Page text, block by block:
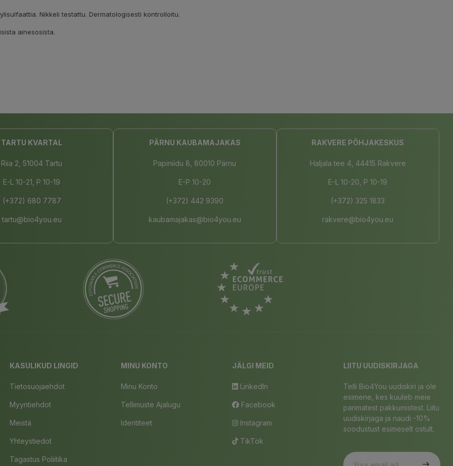
Nikkeli testattu. Dermatologisesti kontrolloitu.
ainesosista.
TARTU KVARTAL
Riia 2, 51004 Tartu
E-L 10-21, P 10-19
(+372) 680 7787
tartu@bio4you.eu
PÄRNU KAUBAMAJAKAS
Papiniidu 8, 80010 Pärnu
E-P 10-20
(+372) 442 9390
kaubamajakas@bio4you.eu
RAKVERE PÕHJAKESKUS
Haljala tee 4, 44415 Rakvere
E-L 10-20, P 10-19
(+372) 325 1833
rakvere@bio4you.eu
KASULIKUD LINGID
Tietosuojaehdot
Myyntiehdot
Meistä
Yhteystiedot
Tagastus Poliitika
MINU KONTO
Minu Konto
Tellimuste Ajalugu
Identiteet
JÄLGI MEID
LinkedIn
Facebook
Instagram
TikTok
LIITU UUDISKIRJAGA
Telli Bio4You uudiskiri ja ole
esimene, kes kuuleb meie
parimatest pakkumistest. Liitu
uudiskirjaga ja naudi -10%
soodustust esimeselt ostult.